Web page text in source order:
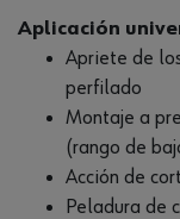
Aplicación
Apriete de
perfilado
Montaje a
(rango de
Acción de
Peladura de